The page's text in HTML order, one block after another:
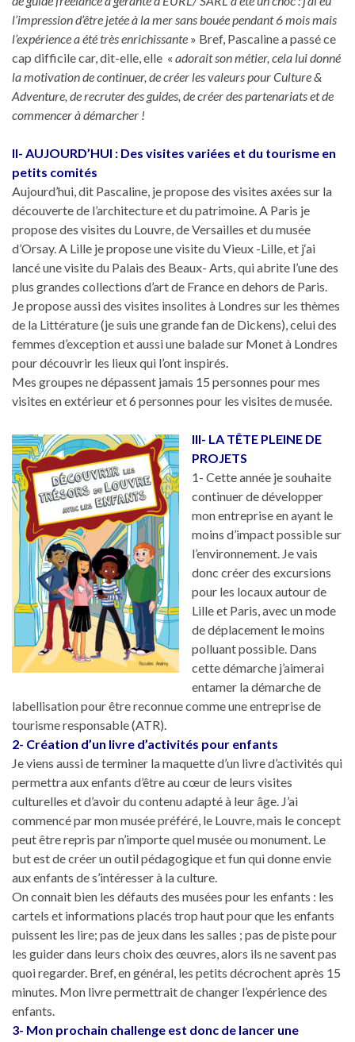
l’impression d’être jetée à la mer sans bouée pendant 6 mois mais
l’expérience a été très enrichissante » Bref, Pascaline a passé ce
cap difficile car, dit-elle, elle « adorait son métier, cela lui donné
la motivation de continuer, de créer les valeurs pour Culture &
Adventure, de recruter des guides, de créer des partenariats et de
commencer à démarcher !
II- AUJOURD’HUI : Des visites variées et du tourisme en
petits comités
Aujourd’hui, dit Pascaline, je propose des visites axées sur la
découverte de l’architecture et du patrimoine. A Paris je
propose des visites du Louvre, de Versailles et du musée
d’Orsay. A Lille je propose une visite du Vieux -Lille, et j‘ai
lancé une visite du Palais des Beaux- Arts, qui abrite l’une des
plus grandes collections d’art de France en dehors de Paris.
Je propose aussi des visites insolites à Londres sur les thèmes
de la Littérature (je suis une grande fan de Dickens), celui des
femmes d’exception et aussi une balade sur Monet à Londres
pour découvrir les lieux qui l’ont inspirés.
Mes groupes ne dépassent jamais 15 personnes pour mes
visites en extérieur et 6 personnes pour les visites de musée.
III- LA TÊTE PLEINE DE
PROJETS
1- Cette année je souhaite
continuer de développer
mon entreprise en ayant le
moins d’impact possible sur
l’environnement. Je vais
donc créer des excursions
pour les locaux autour de
Lille et Paris, avec un mode
de déplacement le moins
polluant possible. Dans
cette démarche j’aimerai
entamer la démarche de
labellisation pour être reconnue comme une entreprise de
tourisme responsable (ATR).
2- Création d’un livre d’activités pour enfants
Je viens aussi de terminer la maquette d’un livre d’activités qui
permettra aux enfants d’être au cœur de leurs visites
culturelles et d’avoir du contenu adapté à leur âge. J’ai
commencé par mon musée préféré, le Louvre, mais le concept
peut être repris par n’importe quel musée ou monument. Le
but est de créer un outil pédagogique et fun qui donne envie
aux enfants de s’intéresser à la culture.
On connait bien les défauts des musées pour les enfants : les
cartels et informations placés trop haut pour que les enfants
puissent les lire; pas de jeux dans les salles ; pas de piste pour
les guider dans leurs choix des œuvres, alors ils ne savent pas
quoi regarder. Bref, en général, les petits décrochent après 15
minutes. Mon livre permettrait de changer l’expérience des
enfants.
3- Mon prochain challenge est donc de lancer une